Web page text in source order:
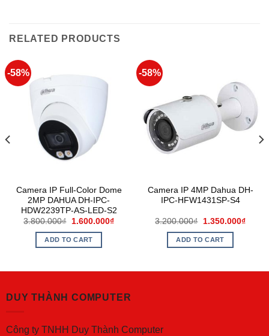
RELATED PRODUCTS
-58%
Camera IP Full-Color Dome
2MP DAHUA DH-IPC-
HDW2239TP-AS-LED-S2
3.800.000₫ 1.600.000₫
ADD TO CART
-58%
Camera IP 4MP Dahua DH-
IPC-HFW1431SP-S4
3.200.000₫ 1.350.000₫
ADD TO CART
DUY THÀNH COMPUTER
Công ty TNHH Duy Thành Computer